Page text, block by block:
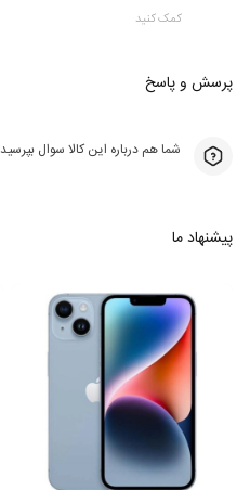
کمک کنید
پرسش و پاسخ
شما هم درباره این کالا سوال بپرسید
پیشنهاد ما